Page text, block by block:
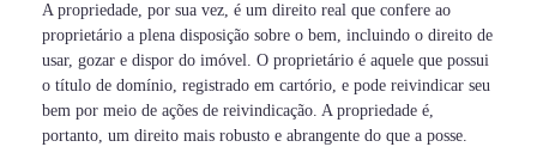
A propriedade, por sua vez, é um direito real que confere ao
proprietário a plena disposição sobre o bem, incluindo o direito de
usar, gozar e dispor do imóvel. O proprietário é aquele que possui
o título de domínio, registrado em cartório, e pode reivindicar seu
bem por meio de ações de reivindicação. A propriedade é,
portanto, um direito mais robusto e abrangente do que a posse.